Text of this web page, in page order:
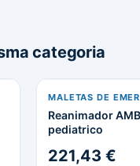
categoria
MALETAS DE
Reanimador
pediatrico
221,43 €